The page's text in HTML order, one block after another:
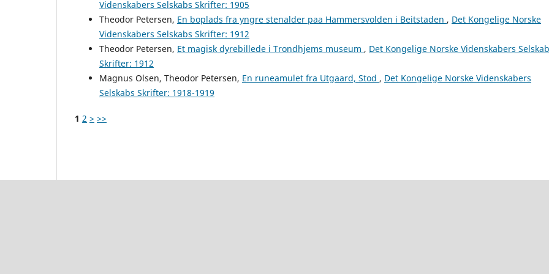
Videnskabers Selskabs Skrifter: 1905
Theodor Petersen, En boplads fra yngre stenalder paa Hammersvolden i Beitstaden , Det Kongelige Norske
Videnskabers Selskabs Skrifter: 1912
Theodor Petersen, Et magisk dyrebillede i Trondhjems museum , Det Kongelige Norske Videnskabers
Skrifter: 1912
Magnus Olsen, Theodor Petersen, En runeamulet fra Utgaard, Stod , Det Kongelige Norske Videnskabers
Selskabs Skrifter: 1918-1919
1 2 > >>